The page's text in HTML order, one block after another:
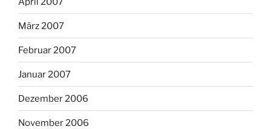
März 2007
Februar 2007
Januar 2007
Dezember 2006
November 2006